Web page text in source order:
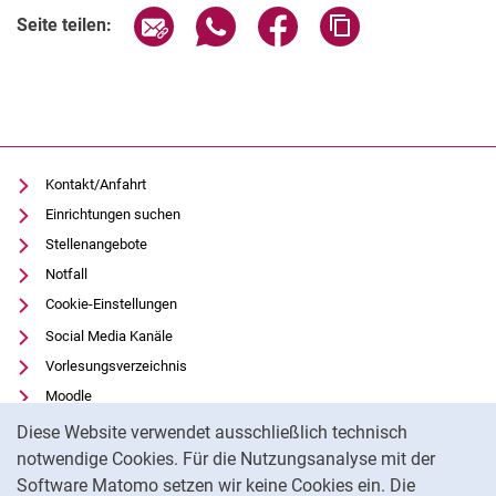
Diese Website verwendet ausschließlich technisch
notwendige Cookies. Für die Nutzungsanalyse mit der
Software Matomo setzen wir keine Cookies ein. Die
Seite teilen: Seite über E-Mail teilen
Seite über WhatsApp teilen
Seite über Facebook
Kontakt/Anfahrt
Einrichtungen suchen
Stellenangebote
Notfall
Cookie-Einstellungen
Social Media Kanäle
Vorlesungsverzeichnis
Moodle
Panopto
Universitätsbibliothek
Datenschutz